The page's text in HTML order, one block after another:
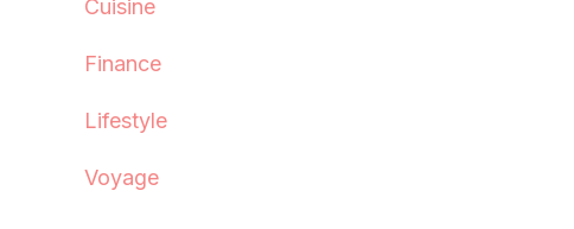
Cuisine
Finance
Lifestyle
Voyage